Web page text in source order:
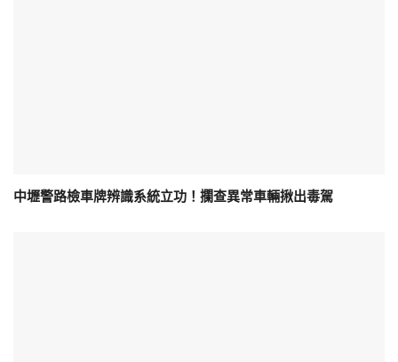
中壢警路檢車牌辨識系統立功！攔查異常車輛揪出毒駕